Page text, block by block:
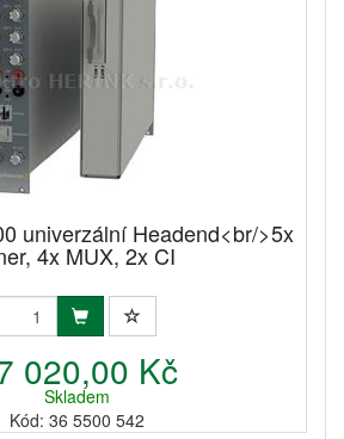
univerzální Headend<br/>5x
4x MUX, 2x CI
020,00 Kč
Skladem
Kód: 36 5500 542